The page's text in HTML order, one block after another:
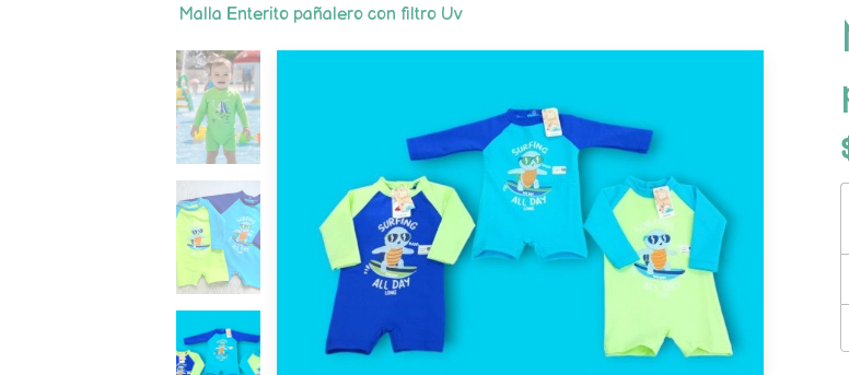
Malla Enterito pañalero con filtro Uv